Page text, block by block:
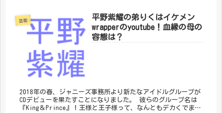
芸能
平野紫耀の弟りくはイケメン
wrapperのyoutube！血縁の母の
容態は？
2018年の春、ジャニーズ事務所より新たなアイドルグループが
CDデビューを果たすことになりました。 彼らのグループ名は
『King＆Prince』！王様と王子様って、なんともデカくでまし